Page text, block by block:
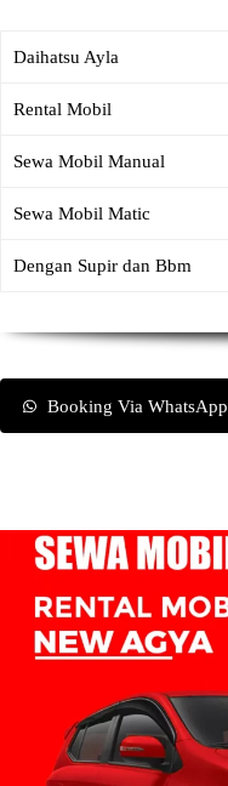
Daihatsu Ayla
Rental Mobil
Sewa Mobil Manual
Sewa Mobil Matic
Dengan Supir dan Bbm
Booking Via WhatsApp